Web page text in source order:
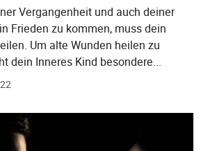
Vergangenheit und auch deiner
Frieden zu kommen, muss dein
Um alte Wunden heilen zu
dein Inneres Kind besondere...